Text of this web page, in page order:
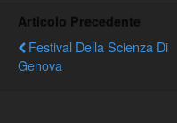
Articolo Precedente
Festival Della Scienza Di
Genova